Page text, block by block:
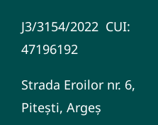
J3/3154/2022 CUI:
47196192
Strada Eroilor nr. 6,
Pitești, Argeș